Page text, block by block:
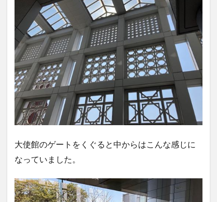
大使館のゲートをくぐると中からはこんな感じに
なっていました。